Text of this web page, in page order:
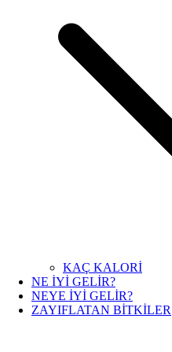
KAÇ KALORİ
NE İYİ GELİR?
NEYE İYİ GELİR?
ZAYIFLATAN BİTKİLER